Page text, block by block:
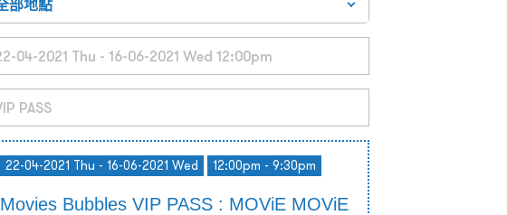
22-04-2021 Thu - 16-06-2021 Wed 12:00pm - 9:30pm
Movies Bubbles VIP PASS : MOViE MOViE